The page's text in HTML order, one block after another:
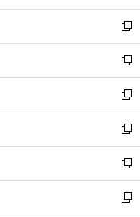
開
く
ウ
で
開
く
ン
ド
ウ
で
開
く
ウ
ィ
ン
ド
ウ
で
開
く
新
し
い
ウ
ィ
ン
ド
ウ
で
開
く
新
し
い
ウ
ィ
ン
ド
ウ
で
新
し
い
ウ
ィ
ン
ド
新
し
い
ウ
ィ
新
し
い
新